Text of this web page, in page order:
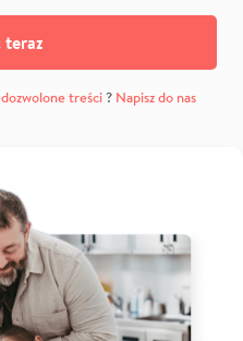
teraz
treści? Napisz do nas